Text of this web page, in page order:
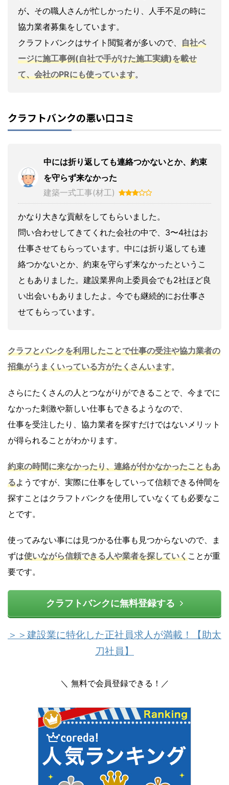
が、 その職人さんが忙しかったり、人手不足の時に
協力業者募集をしています。
クラフトバンクはサイト閲覧者が多いので、 自社ペ
ージに施工事例(自社で手がけた施工実績)を載せ
て、会社のPRにも使っています。
クラフトバンクの悪い口コミ
中には折り返しても連絡つかないとか、約束
を守らず来なかった
建築一式工事(材工)
かなり大きな貢献をしてもらいました。
問い合わせしてきてくれた会社の中で、3〜4社はお
仕事させてもらっています。中には折り返しても連
絡つかないとか、約束を守らず来なかったというこ
ともありました。建設業界向上委員会でも2社ほど良
い出会いもありましたよ。今でも継続的にお仕事さ
せてもらっています。
クラフとバンクを利用したことで仕事の受注や協力業者の
招集がうまくいっている方がたくさんいます。
さらにたくさんの人とつながりができることで、今までに
なかった刺激や新しい仕事もできるようなので、
仕事を受注したり、協力業者を探すだけではないメリット
が得られることがわかります。
約束の時間に来なかったり、連絡が付かなかったこともあ
るようですが、実際に仕事をしていって信頼できる仲間を
探すことはクラフトバンクを使用していなくても必要なこ
とです。
使ってみない事には見つかる仕事も見つからないので、ま
ずは使いながら信頼できる人や業者を探していくことが重
要です。
クラフトバンクに無料登録する
＞＞建設業に特化した正社員求人が満載！【助太
刀社員】
＼ 無料で会員登録できる！／